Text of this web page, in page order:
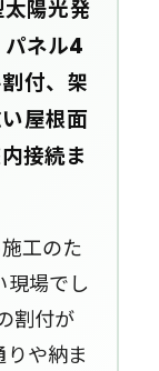
陽光発
パネル4
付、架
屋根面
接続ま
工のた
現場でし
割付が
や納ま